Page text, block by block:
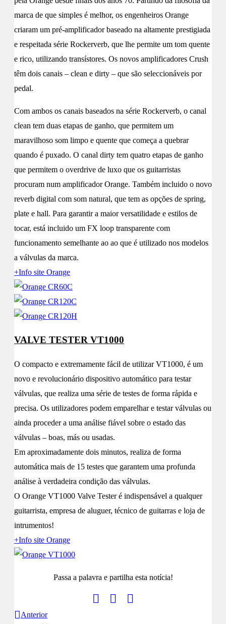
marca de que simples é melhor, os engenheiros Orange
criaram um pré-amplificador baseado na altamente prestigiada
e respeitada série Rockerverb, que lhe permite um tom quente
e rico, utilizando transístores. Os novos amplificadores Crush
têm dois canais – clean e dirty – que são seleccionáveis por
pedal.
Com ambos os canais baseados na série Rockerverb, o canal
clean tem duas etapas de ganho, que permitem um
maravilhoso som limpo e quente que começa a quebrar
quando é puxado. O canal dirty tem quatro etapas de ganho
que permitem o overdrive de luxo que os guitarristas
procuram num amplificador Orange. Também incluido o novo
reverb digital com som natural, que tem as opções de spring,
plate e hall. Para garantir a maior versatilidade e estilos de
tocar, está incluido um FX loop transparente com
funcionamento semelhante ao ao que é utilizado nos modelos
a válvulas da marca.
+Info site Orange
VALVE TESTER VT1000
O compacto e extremamente fácil de utilizar VT1000, é um
novo e revolucionário dispositivo automático para testar
válvulas, que realiza uma série de testes de forma rápida e
precisa. Os utilizadores podem emparelhar e testar válvulas ou
ainda proceder a uma análise fiável sobre o estado das
válvulas – boas, más ou usadas.
Em aproximadamente dois minutos, realiza de forma
automática mais de 15 testes que garantem uma profunda
análise à verdadeira condição das válvulas.
O Orange VT1000 Valve Tester é indispensável a qualquer
guitarrista, empresa de aluguer, técnico de guitarras e loja de
intrumentos!
+Info site Orange
Passa a palavra e partilha esta notícia!
Anterior